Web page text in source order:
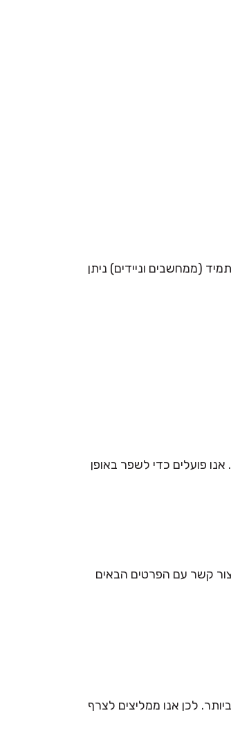
(ממחשבים וניידים) ניתן
פועלים כדי לשפר באופן
קשר עם הפרטים הבאים
לכן אנו ממליצים לצרף